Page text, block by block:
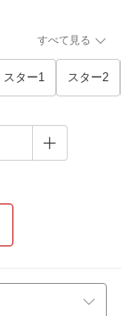
すべて見る
スター1 スター2